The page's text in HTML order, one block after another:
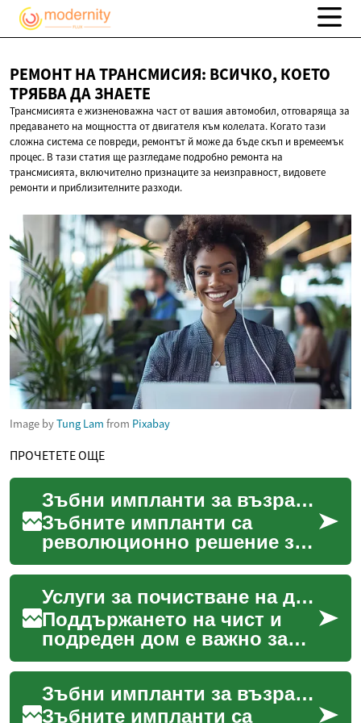
РЕМОНТ НА ТРАНСМИСИЯ: ВСИЧКО, КОЕТО
ТРЯБВАДА ЗНАЕТЕ
Трансмисията е жизненоважна част от вашия автомобил, отговаряща за
предаването на мощността от двигателя към колелата. Когато тази
сложна система се повреди, ремонтът й може да бъде скъп и времеемък
процес. В тази статия ще разгледаме подробно ремонта на
трансмисията, включително признаците за неизправност, видовете
ремонти и приблизителните разходи.
Image byTung Lam from Pixabay
ПРОЧЕТЕТЕ ОЩЕ
Зъбни импланти за възрастни хора: Всичко, което трябва да знаете
Зъбните импланти са
революционно решение за
възстановяване на
липсващи зъби, особено за
по-възрастните хора. Те
предл...
Услуги за почистване на дома: Всичко, което трябва да знаете
Поддържането на чист и
подреден дом е важно за
комфорта и здравето на
всяко семейство. Но в
забързаното ежедневие не
...
Зъбни импланти за възрастни: Всичко, което трябва да знаете
Зъбните импланти са